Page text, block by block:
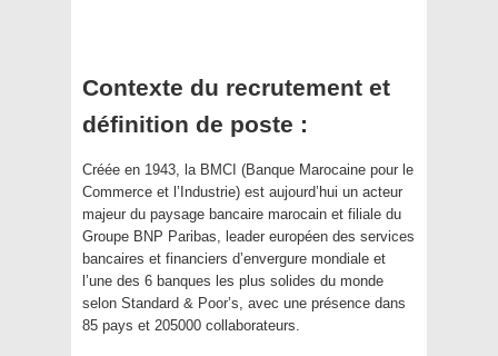
Contexte du recrutement et
définition de poste :
Créée en 1943, la BMCI (Banque Marocaine pour le
Commerce et l’Industrie) est aujourd’hui un acteur
majeur du paysage bancaire marocain et filiale du
Groupe BNP Paribas, leader européen des services
bancaires et financiers d’envergure mondiale et
l’une des 6 banques les plus solides du monde
selon Standard & Poor’s, avec une présence dans
85 pays et 205000 collaborateurs.